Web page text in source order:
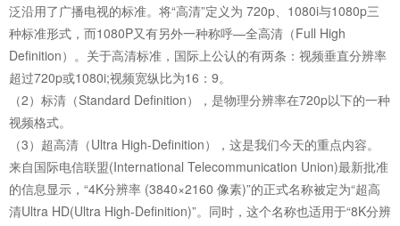
泛沿用了广播电视的标准。将“高清”定义为 720p、1080i与1080p三
种标准形式，而1080P又有另外一种称呼—全高清（Full High
Definition）。关于高清标准，国际上公认的有两条：视频垂直分辨率
超过720p或1080i;视频宽纵比为16：9。
（2）标清（Standard Definition），是物理分辨率在720p以下的一种
视频格式。
（3）超高清（Ultra High-Definition），这是我们今天的重点内容。
来自国际电信联盟(International Telecommunication Union)最新批准
的信息显示，“4K分辨率 (3840×2160 像素)”的正式名称被定为“超高
清Ultra HD(Ultra High-Definition)”。同时，这个名称也适用于“8K分辨